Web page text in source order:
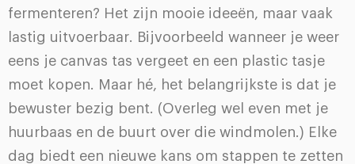
fermenteren? Het zijn mooie ideeën, maar vaak
lastig uitvoerbaar. Bijvoorbeeld wanneer je weer
eens je canvas tas vergeet en een plastic tasje
moet kopen. Maar hé, het belangrijkste is dat je
bewuster bezig bent. (Overleg wel even met je
huurbaas en de buurt over die windmolen.) Elke
dag biedt een nieuwe kans om stappen te zetten